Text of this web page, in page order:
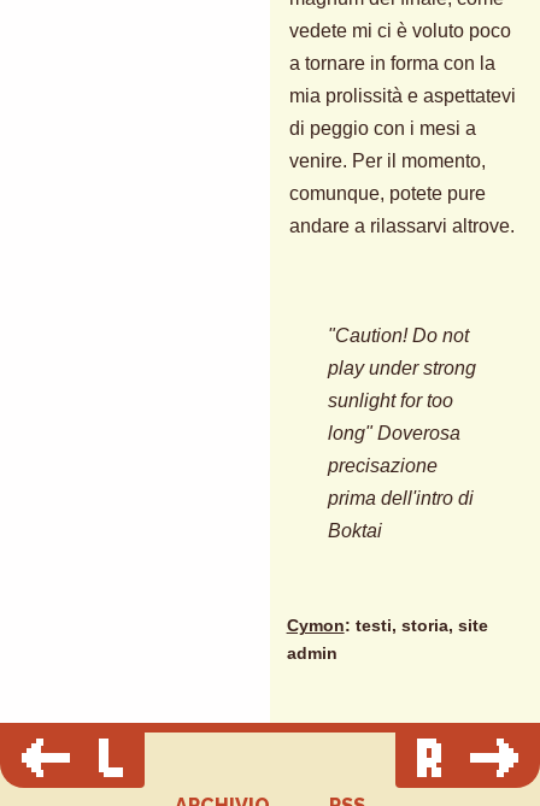
vedete mi ci è voluto poco
a tornare in forma con la
mia prolissità e aspettatevi
di peggio con i mesi a
venire. Per il momento,
comunque, potete pure
andare a rilassarvi altrove.
"Caution! Do not
play under strong
sunlight for too
long" Doverosa
precisazione
prima dell'intro di
Boktai
Cymon: testi, storia, site
admin